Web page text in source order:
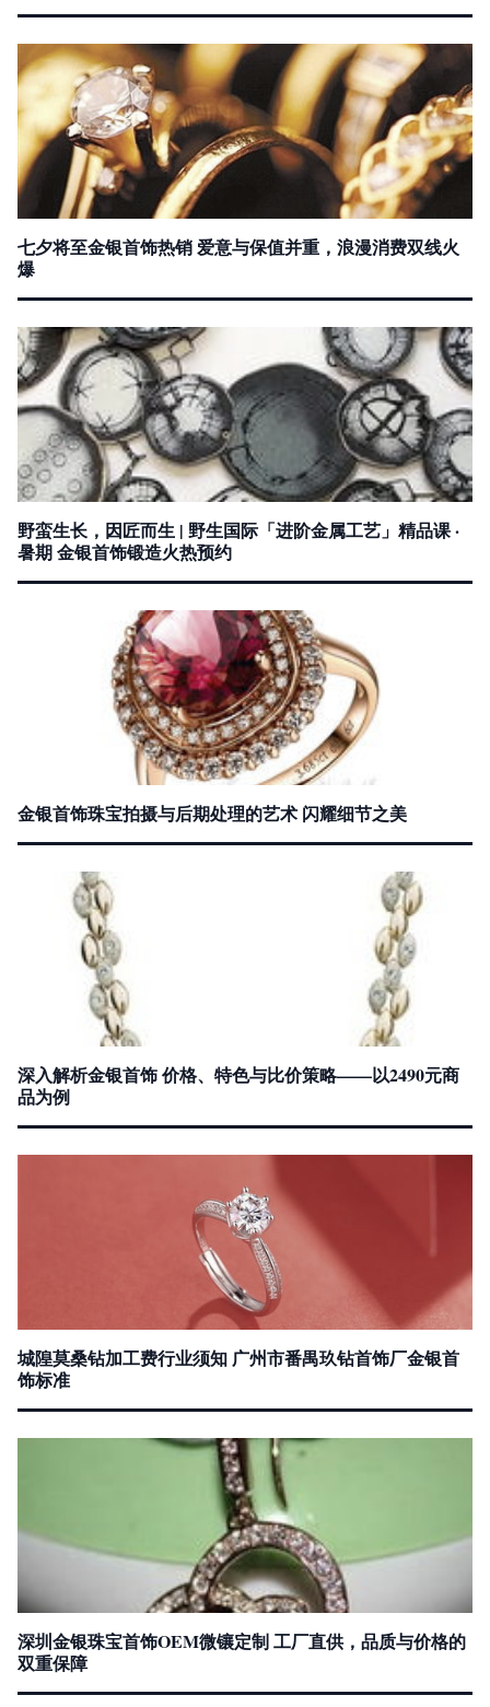
七夕将至金银首饰热销 爱意与保值并重，浪漫消费双线火
爆
野蛮生长，因匠而生 | 野生国际「进阶金属工艺」精品课 ·
暑期 金银首饰锻造火热预约
金银首饰珠宝拍摄与后期处理的艺术 闪耀细节之美
深入解析金银首饰 价格、特色与比价策略——以2490元商
品为例
城隍莫桑钻加工费行业须知 广州市番禺玖钻首饰厂金银首
饰标准
深圳金银珠宝首饰OEM微镶定制 工厂直供，品质与价格的
双重保障